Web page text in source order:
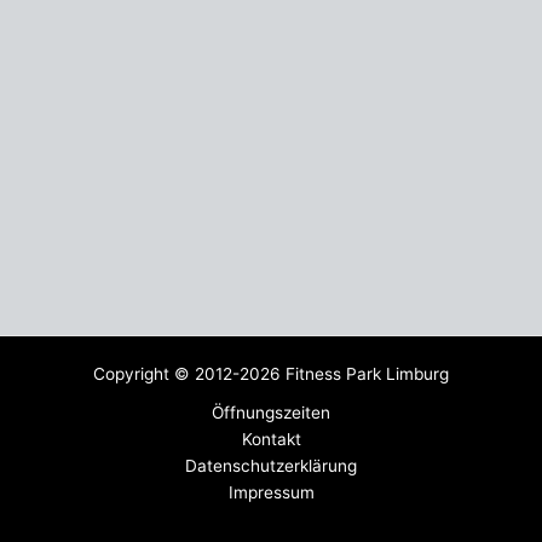
Copyright © 2012-2026 Fitness Park Limburg
Öffnungszeiten
Kontakt
Datenschutzerklärung
Impressum